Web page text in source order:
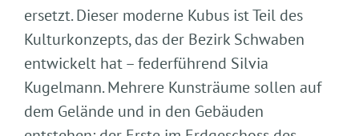
ersetzt. Dieser moderne Kubus ist Teil des
Kulturkonzepts, das der Bezirk Schwaben
entwickelt hat – federführend Silvia
Kugelmann. Mehrere Kunsträume sollen auf
dem Gelände und in den Gebäuden